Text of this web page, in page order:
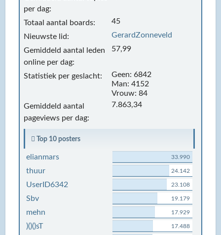
per dag:
Totaal aantal boards:
45
Nieuwste lid:
GerardZonneveld
Gemiddeld aantal leden
online per dag:
57,99
Statistiek per geslacht:
Geen: 6842
Man: 4152
Vrouw: 84
Gemiddeld aantal
pageviews per dag:
7.863,34
Top 10 posters
elianmars 33.990
thuur 24.142
UserID6342 23.108
Sbv 19.179
mehn 17.929
)()()sT 17.488